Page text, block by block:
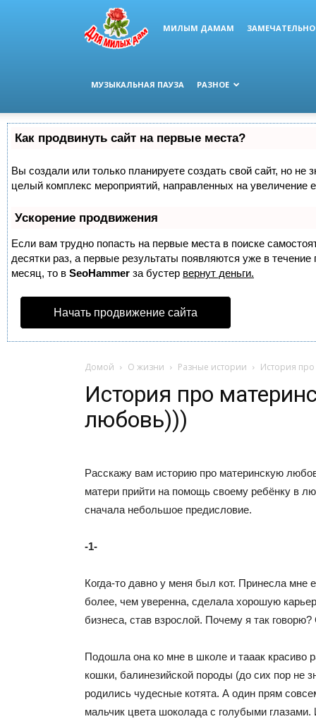
МИЛЫМ ДАМАМ
МУЗЫКАЛЬНАЯ ПАУЗА РАЗНОЕ
Как продвинуть сайт на первые места?
Вы создали или только планируете создать свой сайт, но не
целый комплекс мероприятий, направленных на увеличение
Ускорение продвижения
Если вам трудно попасть на первые места в поиске
десятки раз, а первые результаты появляются уже в
месяц, то в SeoHammer за бустер вернут деньги.
Начать продвижение сайта
Домой О жизни Разные истории История
История про
любовь)))
Расскажу вам историю про материнскую
матери прийти на помощь своему ребёнку в
сначала небольшое предисловие.
-1-
Когда-то давно у меня был кот. Принесла мне
более, чем уверенна, сделала хорошую
бизнеса, став взрослой. Почему я так
Подошла она ко мне в школе и тааак красиво
кошки, балинезийской породы (до сих пор не
родились чудесные котята. А один прям
мальчик цвета шоколада с голубыми глазами.